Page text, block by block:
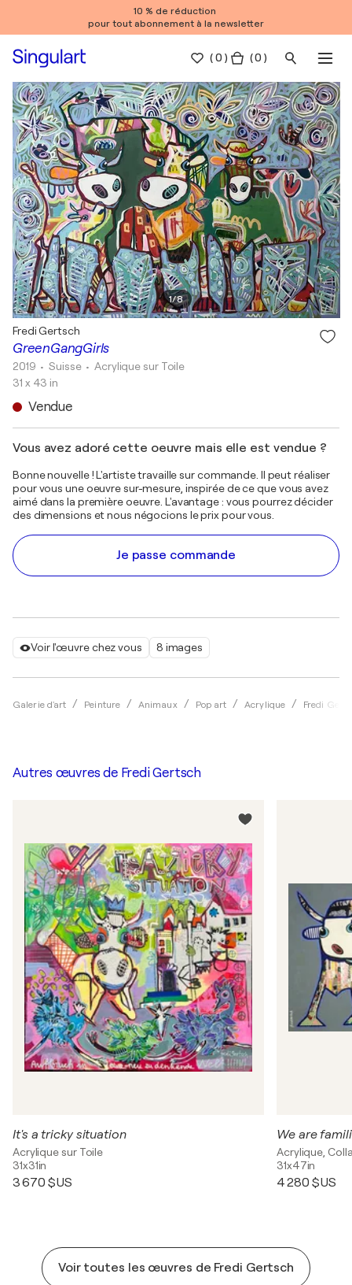
10 % de réduction
pour tout abonnement à la newsletter
(0 ) ( 0 )
1/8
Voir l'œuvre chez vous 8 images
Galerie d'art Peinture Animaux Pop art Acrylique Fredi
GreenGangGirls
Fredi Gertsch
2019 • Suisse •Acrylique sur Toile
31 x 43 in
Vendue
Vous avez adoré cette oeuvre mais elle est vendue ?
Bonne nouvelle ! L'artiste travaille sur commande. Il peut réaliser
pour vous une oeuvre sur-mesure, inspirée de ce que vous avez
aimé dans la première oeuvre. L'avantage : vous pourrez décider
des dimensions et nous négocions le prix pour vous.
Je passe commande
Autres œuvres de Fredi Gertsch
It's a tricky situation
Acrylique sur Toile
31x31in
3 670 $US
We are
Acrylique,
31x47in
4 280 $US
Voir toutes les œuvres de Fredi Gertsch